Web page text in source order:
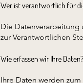
Wer ist verantwortlich für
Die
zur Verantwortlichen
Wie erfassen wir Ihre Daten?
Ihre Daten werden